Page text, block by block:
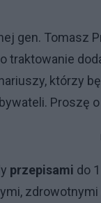
gen. Tomasz
traktowanie
którzy
Proszę o
przepisami do